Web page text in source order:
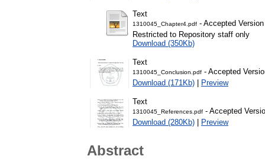
Text
1310045_Chapter4.pdf - Accepted Version
Restricted to Repository staff only
Download (350Kb)
Text
1310045_Conclusion.pdf - Accepted
Download (171Kb) | Preview
Text
1310045_References.pdf - Accepted
Download (280Kb) | Preview
Abstract